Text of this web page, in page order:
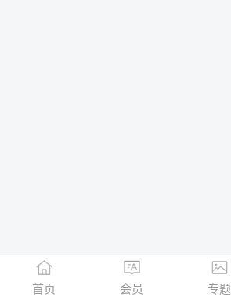
首页 会员 专题